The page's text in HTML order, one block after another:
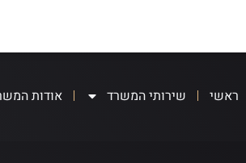
ראשי שירותי המשרד אודות